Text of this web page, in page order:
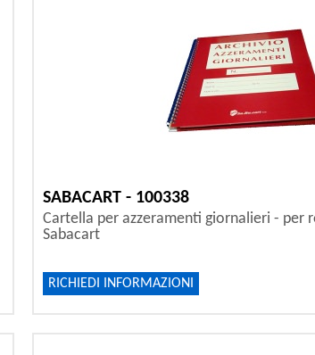
SABACART - 100338
Cartella per azzeramenti giornalieri - per
Sabacart
RICHIEDI INFORMAZIONI